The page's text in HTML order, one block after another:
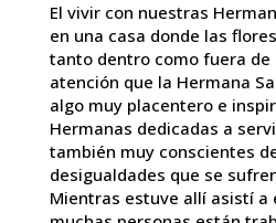
El vivir con nuestras
en una casa donde las
tanto dentro como fuera de
atención que la Hermana
algo muy placentero e
Hermanas dedicadas a
también muy conscientes
desigualdades que se
Mientras estuve allí asistí a